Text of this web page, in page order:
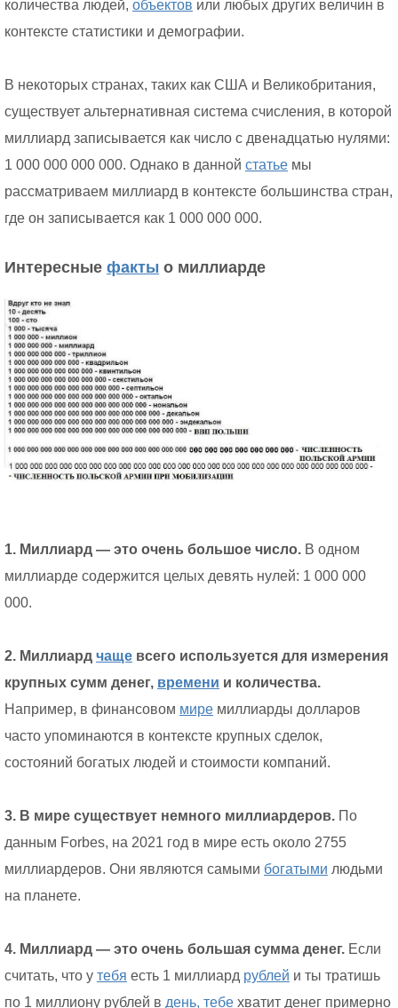
количества людей, объектов или любых других величин в
контексте статистики и демографии.
В некоторых странах, таких как США и Великобритания,
существует альтернативная система счисления, в которой
миллиард записывается как число с двенадцатью нулями:
1 000 000 000 000. Однако в данной статье мы
рассматриваем миллиард в контексте большинства стран,
где он записывается как 1 000 000 000.
Интересные факты о миллиарде
1. Миллиард — это очень большое число. В одном
миллиарде содержится целых девять нулей: 1 000 000
000.
2. Миллиард чаще всего используется для измерения
крупных сумм денег, времени и количества.
Например, в финансовом мире миллиарды долларов
часто упоминаются в контексте крупных сделок,
состояний богатых людей и стоимости компаний.
3. В мире существует немного миллиардеров. По
данным Forbes, на 2021 год в мире есть около 2755
миллиардеров. Они являются самыми богатыми людьми
на планете.
4. Миллиард — это очень большая сумма денег. Если
считать, что у тебя есть 1 миллиард рублей и ты тратишь
по 1 миллиону рублей в день, тебе хватит денег примерно